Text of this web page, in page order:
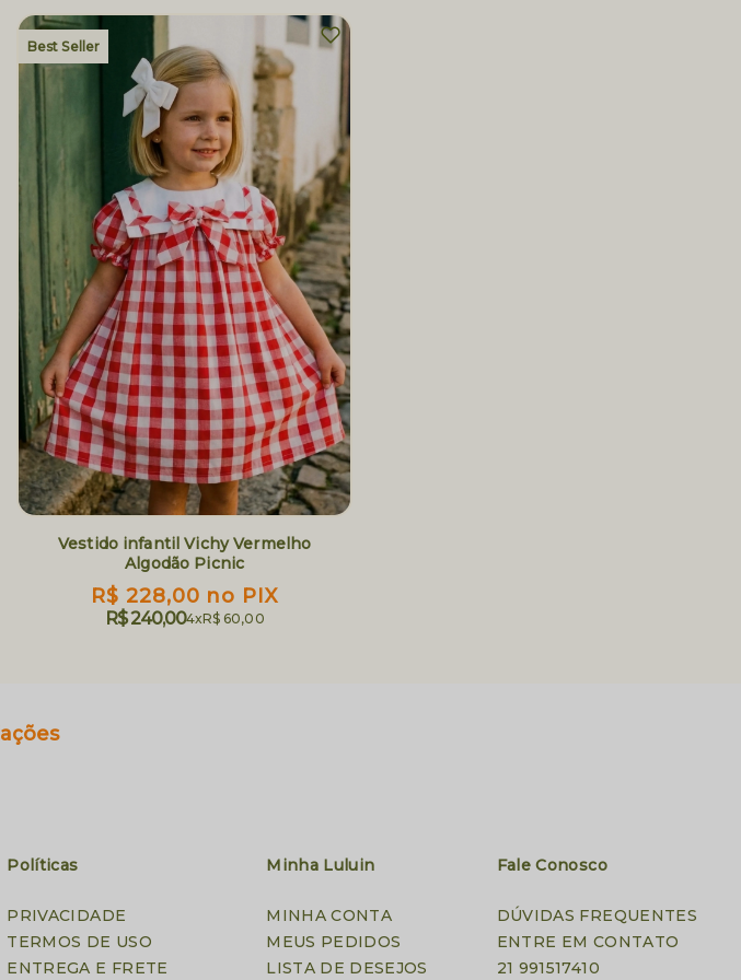
Best Seller
Vestido infantil Vichy Vermelho
Algodão Picnic
R$ 228,00 no PIX
R$ 240,004xR$ 60,00
Políticas
PRIVACIDADE
TERMOS DE USO
ENTREGA E FRETE
Minha Luluin
MINHA CONTA
MEUS PEDIDOS
LISTA DE DESEJOS
Fale Conosco
DÚVIDAS FREQUENTES
ENTRE EM CONTATO
21 991517410